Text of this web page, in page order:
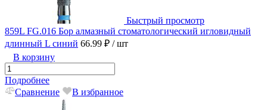
Быстрый просмотр
859L FG.016 Бор алмазный стоматологический игловидный
длинный L синий 66.99 ₽ / шт
В корзину
Подробнее
Сравнение
В избранное